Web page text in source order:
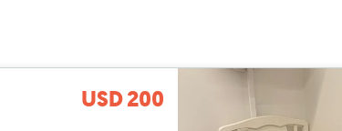
USD 200